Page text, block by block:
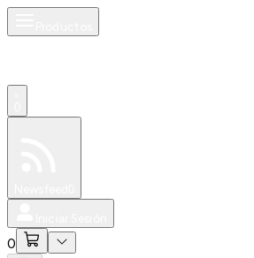
0